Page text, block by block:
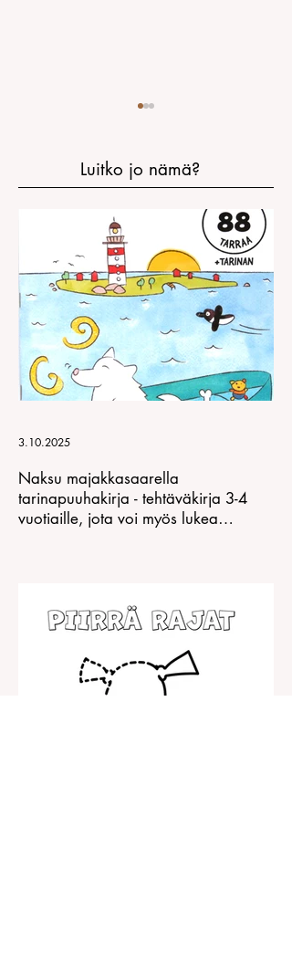
Päiväkodin aloitus -
Pienen lapsen stressi ja
miten lievittää sitä
Luitko jo nämä?
Naksu majakkasaarella
tarinapuuhakirja - tehtäväkirja 3-4
vuotiaille, jota voi myös lukea
3.10.2025